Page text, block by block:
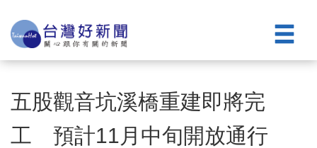
五股觀音坑溪橋重建即將完
工 預計11月中旬開放通行